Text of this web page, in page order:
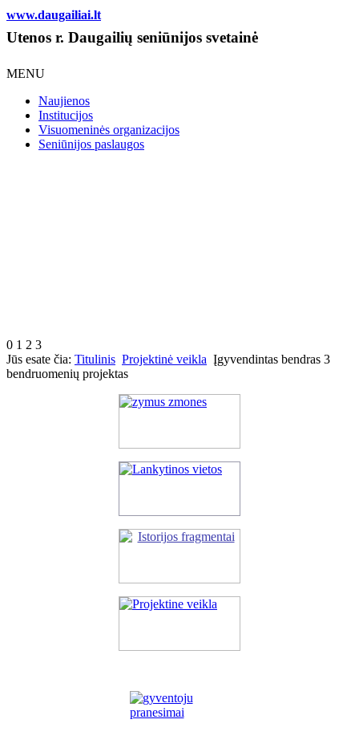
www.daugailiai.lt
Utenos r. Daugailių seniūnijos svetainė
MENU
Naujienos
Institucijos
Visuomeninės organizacijos
Seniūnijos paslaugos
0 1 2 3
Jūs esate čia: Titulinis Projektinė veikla Įgyvendintas bendras 3
bendruomenių projektas